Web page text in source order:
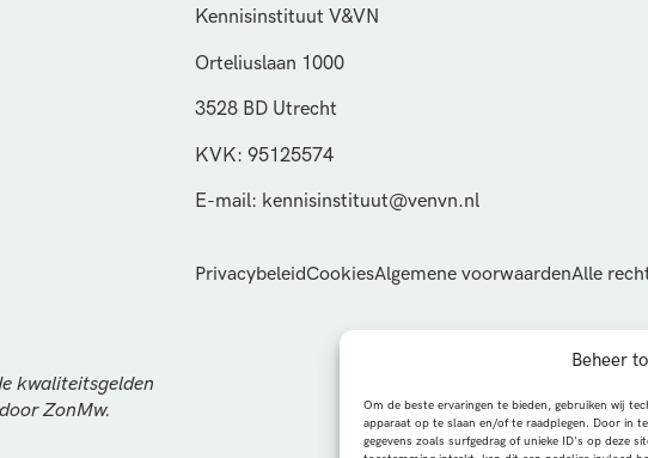
Beheer
Om de beste ervaringen te bieden, gebruiken wij
apparaat op te slaan en/of te raadplegen. Door in
gegevens zoals surfgedrag of unieke ID's op deze
Kennisinstituut V&VN
Orteliuslaan 1000
3528 BD Utrecht
KVK: 95125574
E-mail: kennisinstituut@venvn.nl
kwaliteitsgelden
ZonMw.
PrivacybeleidCookiesAlgemene voorwaardenAlle